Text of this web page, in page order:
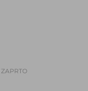
ZAPRTO